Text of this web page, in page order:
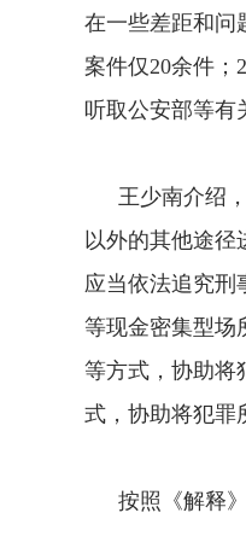
在一些差距和问
案件仅20余件；
听取公安部等有
王少南介绍，
以外的其他途
应当依法追究刑
等现金密集型场
等方式，协助将
式，协助将犯罪
按照《解释》